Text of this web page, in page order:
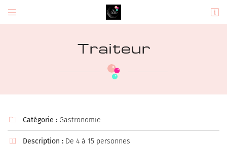
 
Traiteur
 Catégorie : Gastronomie
 Description : De 4 à 15 personnes